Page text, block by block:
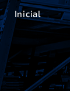
Inicial